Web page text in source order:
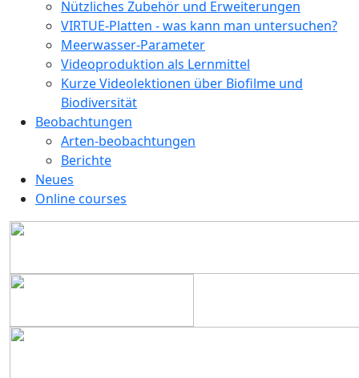
Nützliches Zubehör und Erweiterungen
VIRTUE-Platten - was kann man untersuchen?
Meerwasser-Parameter
Videoproduktion als Lernmittel
Kurze Videolektionen über Biofilme und
Biodiversität
Beobachtungen
Arten-beobachtungen
Berichte
Neues
Online courses